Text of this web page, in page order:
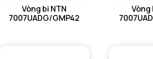
da min -
Vòng bi NTN
7007UADG/GMP42
Vòng